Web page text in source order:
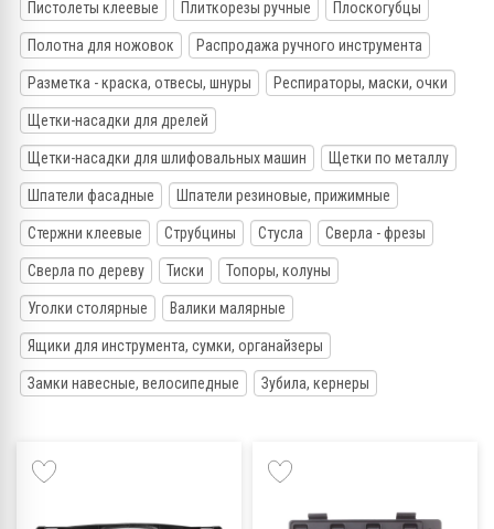
Пистолеты клеевые Плиткорезы ручные Плоскогубцы
Полотна для ножовок Распродажа ручного инструмента
Разметка - краска, отвесы, шнуры Респираторы, маски, очки
Щетки-насадки для дрелей
Щетки-насадки для шлифовальных машин Щетки по металлу
Шпатели фасадные Шпатели резиновые, прижимные
Стержни клеевые Струбцины Стусла Сверла - фрезы
Сверла по дереву Тиски Топоры, колуны
Уголки столярные Валики малярные
Ящики для инструмента, сумки, органайзеры
Замки навесные, велосипедные Зубила, кернеры